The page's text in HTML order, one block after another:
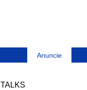
Anuncie
TALKS